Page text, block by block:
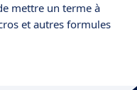
mettre un terme à
et autres formules